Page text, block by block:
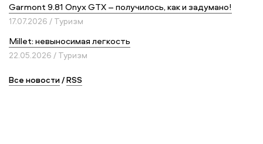
Garmont 9.81 Onyx GTX – получилось, как и задумано!
17.07.2026 / Туризм
Millet: невыносимая легкость
22.05.2026 / Туризм
Все новости/RSS